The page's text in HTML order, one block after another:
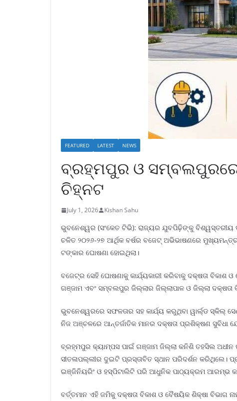
FEATURED LATEST NEWS
ବ୍ରହ୍ମପୁର ଓ
ଚିହ୍ନଟ
July 1, 2026 Kishan Sahu
ଭୁବନେଶ୍ୱର (ସଂକେତ ଟିଭି): ରାଜ୍ୟର ଯୁବପିଢ଼ିଙ୍କୁ ବିଶ୍ୱସ୍ତରୀୟ
ଚଳିତ ୨୦୨୬-୨୭ ଆର୍ଥିକ ବର୍ଷର ବଜେଟ୍ ଅଭିଭାଷଣରେ
ଟଙ୍କାର ଘୋଷଣା ହୋଇଥିଲା।
ବଜେଟ୍‌ର ସେହି ଘୋଷଣାକୁ କାର୍ଯ୍ୟକାରୀ କରିବାକୁ ଦକ୍ଷତା
ଗଞ୍ଜାମ ଏବଂ ସମ୍ବଲପୁର ଜିଲ୍ଲାର ଜିଲ୍ଲାପାଳ ଓ ଜିଲ୍ଲା ଦକ୍ଷତା
ଭୁବନେଶ୍ୱରରେ ସଫଳତାର ସହ କାର୍ଯ୍ୟ କରୁଥିବା ୱାର୍ଲ୍ଡ ସ୍କିଲ୍
ନିଜ ଅଞ୍ଚଳରେ ଆନ୍ତର୍ଜାତିକ ମାନର ଦକ୍ଷତା ପ୍ରଶିକ୍ଷଣ ସୁବିଧା
ବ୍ରହ୍ମପୁର କ୍ୟାମ୍ପସ ପାଇଁ ଗଞ୍ଜାମ ଜିଲ୍ଲା କନିଶି ତହସିଲ ଅଧୀନ
ସୀତଳାପଲ୍ଲୀର ଦୁଇଟି ପ୍ରସ୍ତାବିତ ସ୍ଥାନ ପରିଦର୍ଶନ
ଇଞ୍ଜିନିୟରିଂ ଓ ହସ୍ପିଟାଲିଟି ପରି ଆଧୁନିକ ପାଠ୍ୟକ୍ରମ ଆରମ୍ଭ
ବର୍ତ୍ତମାନ ଏହି ଜମିକୁ ଦକ୍ଷତା ବିକାଶ ଓ ବୈଷୟିକ ଶିକ୍ଷା ବିଭାଗ